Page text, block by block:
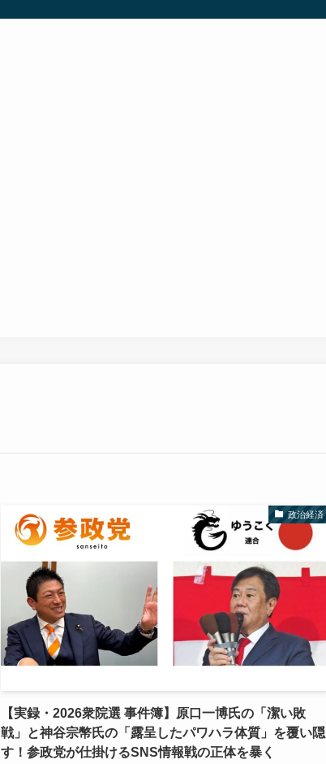
政治経済
【実録・2026衆院選 事件簿】原口一博氏の「潔い敗
戦」と神谷宗幣氏の「露呈したパワハラ体質」を覆い隠
す！参政党が仕掛けるSNS情報戦の正体を暴く